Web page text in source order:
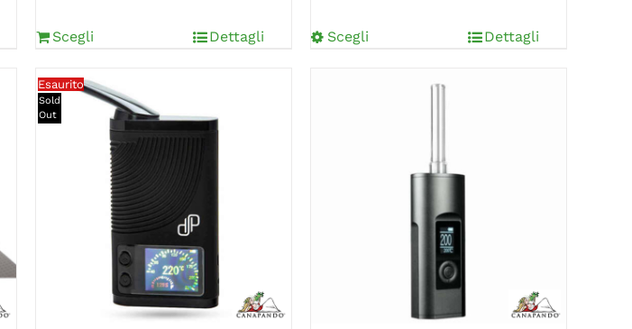
Scegli Dettagli Scegli Dettagli
Esaurito
Sold
Out